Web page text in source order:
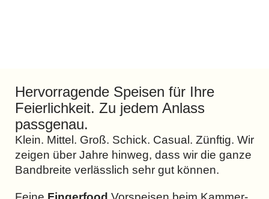
Hervorragende Speisen für Ihre
Feierlichkeit. Zu jedem Anlass
passgenau.
Klein. Mittel. Groß. Schick. Casual. Zünftig. Wir
zeigen über Jahre hinweg, dass wir die ganze
Bandbreite verlässlich sehr gut können.